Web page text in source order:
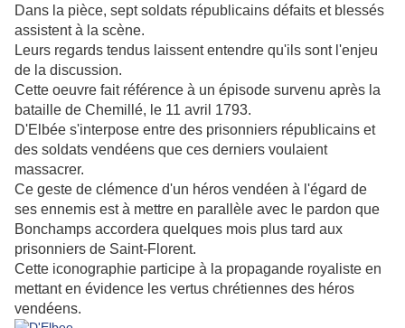
Dans la pièce, sept soldats républicains défaits et blessés
assistent à la scène.
Leurs regards tendus laissent entendre qu'ils sont l'enjeu
de la discussion.
Cette oeuvre fait référence à un épisode survenu après la
bataille de Chemillé, le 11 avril 1793.
D'Elbée s'interpose entre des prisonniers républicains et
des soldats vendéens que ces derniers voulaient
massacrer.
Ce geste de clémence d'un héros vendéen à l'égard de
ses ennemis est à mettre en parallèle avec le pardon que
Bonchamps accordera quelques mois plus tard aux
prisonniers de Saint-Florent.
Cette iconographie participe à la propagande royaliste en
mettant en évidence les vertus chrétiennes des héros
vendéens.